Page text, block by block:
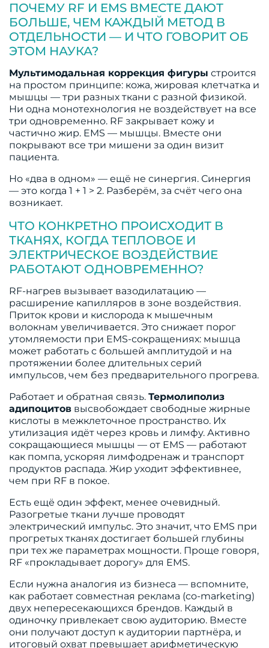
ПОЧЕМУ RF И EMS ВМЕСТЕ ДАЮТ
БОЛЬШЕ, ЧЕМ КАЖДЫЙ МЕТОД В
ОТДЕЛЬНОСТИ — И ЧТО ГОВОРИТ ОБ
ЭТОМ НАУКА?
Мультимодальная коррекция фигуры строится
на простом принципе: кожа, жировая клетчатка и
мышцы — три разных ткани с разной физикой.
Ни одна монотехнология не воздействует на все
три одновременно. RF закрывает кожу и
частично жир. EMS — мышцы. Вместе они
покрывают все три мишени за один визит
пациента.
Но «два в одном» — ещё не синергия. Синергия
— это когда 1 + 1 > 2. Разберём, за счёт чего она
возникает.
ЧТО КОНКРЕТНО ПРОИСХОДИТ В
ТКАНЯХ, КОГДА ТЕПЛОВОЕ И
ЭЛЕКТРИЧЕСКОЕ ВОЗДЕЙСТВИЕ
РАБОТАЮТ ОДНОВРЕМЕННО?
RF-нагрев вызывает вазодилатацию —
расширение капилляров в зоне воздействия.
Приток крови и кислорода к мышечным
волокнам увеличивается. Это снижает порог
утомляемости при EMS-сокращениях: мышца
может работать с большей амплитудой и на
протяжении более длительных серий
импульсов, чем без предварительного прогрева.
Работает и обратная связь. Термолиполиз
адипоцитов высвобождает свободные жирные
кислоты в межклеточное пространство. Их
утилизация идёт через кровь и лимфу. Активно
сокращающиеся мышцы — от EMS — работают
как помпа, ускоряя лимфодренаж и транспорт
продуктов распада. Жир уходит эффективнее,
чем при RF в покое.
Есть ещё один эффект, менее очевидный.
Разогретые ткани лучше проводят
электрический импульс. Это значит, что EMS при
прогретых тканях достигает большей глубины
при тех же параметрах мощности. Проще говоря,
RF «прокладывает дорогу» для EMS.
Если нужна аналогия из бизнеса — вспомните,
как работает совместная реклама (co-marketing)
двух непересекающихся брендов. Каждый в
одиночку привлекает свою аудиторию. Вместе
они получают доступ к аудитории партнёра, и
итоговый охват превышает арифметическую